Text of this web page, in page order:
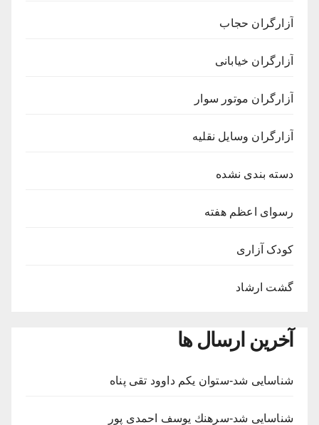
آزارگران حجاب
آزارگران خیابانی
آزارگران موتور سوار
آزارگران وسایل نقلیه
دسته بندی نشده
رسوای اعظم هفته
کودک آزاری
گشت ارشاد
آخرین ارسال ها
شناسایی شد-ستوان یکم داوود تقی پناه
شناسایی شد-سرهنك يوسف احمدى پور